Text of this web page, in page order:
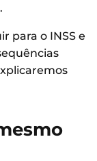
para o INSS e